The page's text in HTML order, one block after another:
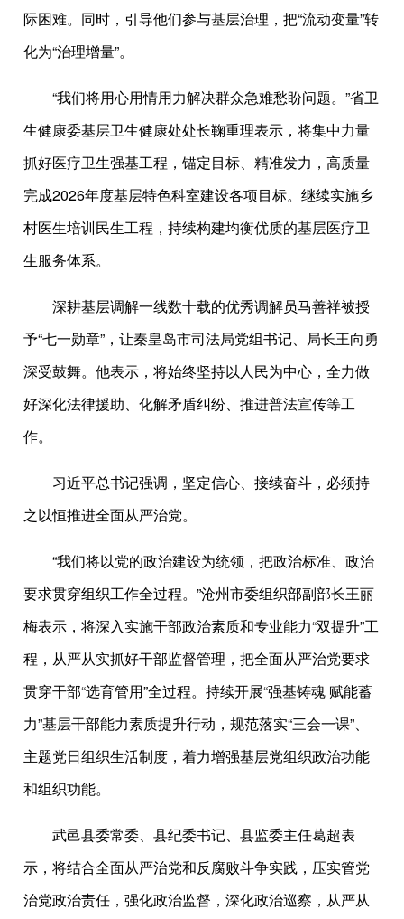
际困难。同时，引导他们参与基层治理，把“流动变量”转
化为“治理增量”。
“我们将用心用情用力解决群众急难愁盼问题。”省卫
生健康委基层卫生健康处处长鞠重理表示，将集中力量
抓好医疗卫生强基工程，锚定目标、精准发力，高质量
完成2026年度基层特色科室建设各项目标。继续实施乡
村医生培训民生工程，持续构建均衡优质的基层医疗卫
生服务体系。
深耕基层调解一线数十载的优秀调解员马善祥被授
予“七一勋章”，让秦皇岛市司法局党组书记、局长王向勇
深受鼓舞。他表示，将始终坚持以人民为中心，全力做
好深化法律援助、化解矛盾纠纷、推进普法宣传等工
作。
习近平总书记强调，坚定信心、接续奋斗，必须持
之以恒推进全面从严治党。
“我们将以党的政治建设为统领，把政治标准、政治
要求贯穿组织工作全过程。”沧州市委组织部副部长王丽
梅表示，将深入实施干部政治素质和专业能力“双提升”工
程，从严从实抓好干部监督管理，把全面从严治党要求
贯穿干部“选育管用”全过程。持续开展“强基铸魂 赋能蓄
力”基层干部能力素质提升行动，规范落实“三会一课”、
主题党日组织生活制度，着力增强基层党组织政治功能
和组织功能。
武邑县委常委、县纪委书记、县监委主任葛超表
示，将结合全面从严治党和反腐败斗争实践，压实管党
治党政治责任，强化政治监督，深化政治巡察，从严从